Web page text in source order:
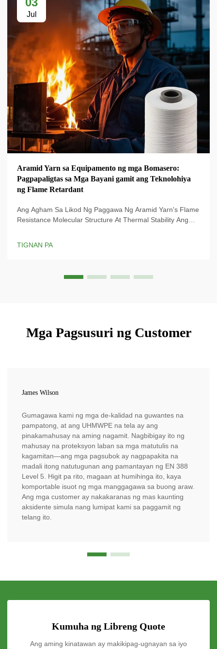
Jul
Aramid Yarn sa Equipamento ng mga Bomasero:
Pagpapaligtas sa Mga Bayani gamit ang Teknolohiya
ng Flame Retardant
Ang Agham Sa Likod Ng Paggawa Ng Aramid Yarn's Flame
Resistance Molecular Structure At Thermal Stability Ang
TIGNAN PA
Mga Pagsusuri ng Customer
James Wilson
Gumagawa kami ng mga de-kalidad na guwantes na
pampatong, at ang UHMWPE na tela ay ang
pinakamahusay na aming nagamit. Nagbibigay ito ng
mahusay na proteksyon laban sa mga matutulis na
kagamitan—ang mga pagsubok ay nagpapakita na
madali itong natutugunan ang pamantayan ng EN 388
Level 5. Higit pa rito, magaan at humihinga ito, kaya
komportable isuot ng mga manggagawa sa buong araw.
Ang mga customer ay nakakaranas ng mas kaunting
aksidente simula nang lumipat kami sa paggamit ng
telang ito.
Kumuha ng Libreng Quote
Ang aming kinatawan ay makikipag-ugnayan sa iyo